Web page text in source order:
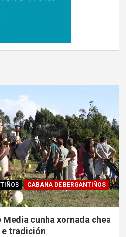
CABANA DE BERGANTIÑOS
Media cunha xornada chea
e tradición